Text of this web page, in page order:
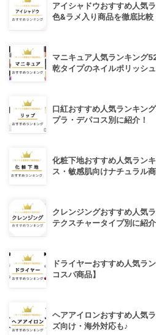
アイシャドウおすすめ人気
色&ラメ入り商品を徹底比較
マニキュア人気ランキング
乾タイプのネイルポリッシュ
口紅おすすめ人気ランキン
プラ・デパコス別に紹介！
化粧下地おすすめ人気ラン
ス・敏感肌向けナチュラル
クレンジングおすすめ人気
テクスチャータイプ別に紹介
ドライヤーおすすめ人気ラ
コスパ商品】
ヘアアイロンおすすめ人気
ズ向け・海外対応も♪